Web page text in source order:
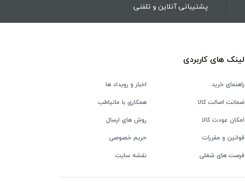
پشتیبانی آنلاین و تلفنی
لینک های کاربردی
راهنمای خرید
اخبار و رویداد ها
ضمانت اصالت کالا
همکاری با مانیاطب
امکان عودت کالا
روش های ارسال
قوانین و مقررات
حریم خصوصی
فرصت های شغلی
نقشه سایت